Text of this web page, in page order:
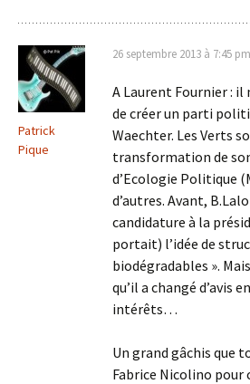
Patrick
Pique
26 septembre 2013 à 7:45 pm
A Laurent Fournier : il
de créer un parti
Waechter. Les Verts
transformation de
d’Ecologie Politique
d’autres. Avant,
candidature à la
portait) l’idée de
biodégradables ».
qu’il a changé d’avis
intérêts…
Un grand gâchis que
Fabrice Nicolino pour